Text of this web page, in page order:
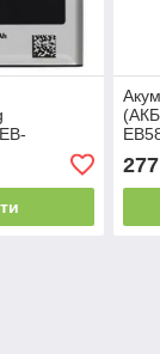
Samsung
277